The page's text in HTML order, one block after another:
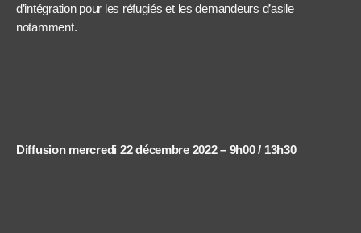
d’intégration pour les réfugiés et les demandeurs d’asile
notamment.
Diffusion mercredi 22 décembre 2022 – 9h00 / 13h30